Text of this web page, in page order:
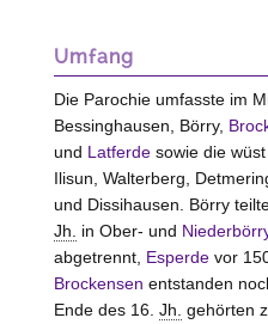
Umfang
Die Parochie umfasste im
Bessinghausen, Börry,
und Latferdesowie die
Ilisun, Walterberg,
und Dissihausen. Börry
Jh.
in Ober- und
abgetrennt, Esperdevor
Brockensen entstanden
Ende des 16. Jh. gehörten